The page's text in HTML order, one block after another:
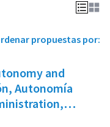
propuestas por:
and
Autonomía